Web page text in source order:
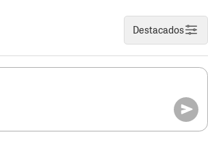
Destacados